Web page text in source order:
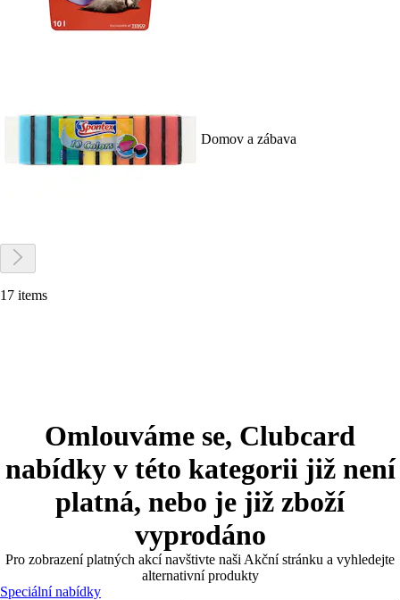
Domov a zábava
17 items
Omlouváme se, Clubcard
nabídky v této kategorii již není
platná, nebo je již zboží
vyprodáno
Pro zobrazení platných akcí navštivte naši Akční stránku a vyhledejte
alternativní produkty
Speciální nabídky